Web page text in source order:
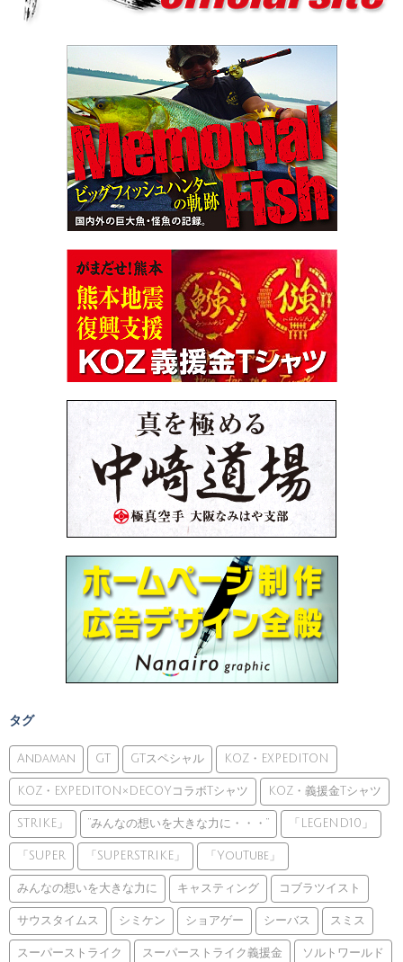
タグ
Andaman GT GTスペシャル KOZ・EXPEDITON
KOZ・EXPEDITON×DECOYコラボTシャツ KOZ・義援金Tシャツ
STRIKE」 ”みんなの想いを大きな力に・・・” 「LEGEND10」
「SUPER 「SUPERSTRIKE」 「YouTube」
みんなの想いを大きな力に キャスティング コブラツイスト
サウスタイムス シミケン ショアゲー シーバス スミス
スーパーストライク スーパーストライク義援金 ソルトワールド